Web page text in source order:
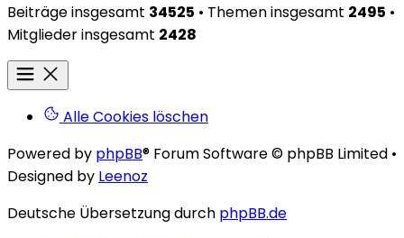
Beiträge insgesamt 34525 • Themen insgesamt 2495 •
Mitglieder insgesamt 2428
Alle Cookies löschen
Powered by phpBB® Forum Software © phpBB Limited •
Designed by Leenoz
Deutsche Übersetzung durch phpBB.de